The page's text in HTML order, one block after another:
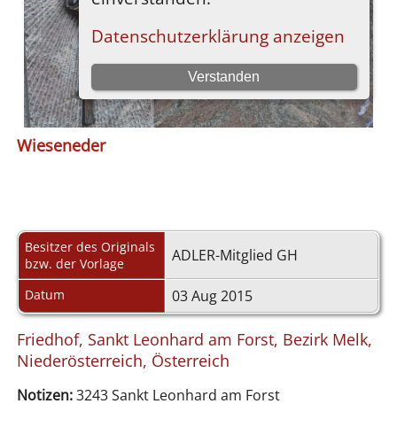
Wieseneder
Besitzer des Originals
bzw. der Vorlage
ADLER-Mitglied GH
Datum 03 Aug 2015
Friedhof, Sankt Leonhard am Forst, Bezirk Melk,
Niederösterreich, Österreich
Notizen:3243 Sankt Leonhard am Forst